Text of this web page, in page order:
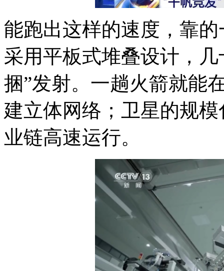
能跑出这样的速度，靠
采用平板式堆叠设计，
捆”发射。一趟火箭就能
建立体网络；卫星的规
业链高速运行。